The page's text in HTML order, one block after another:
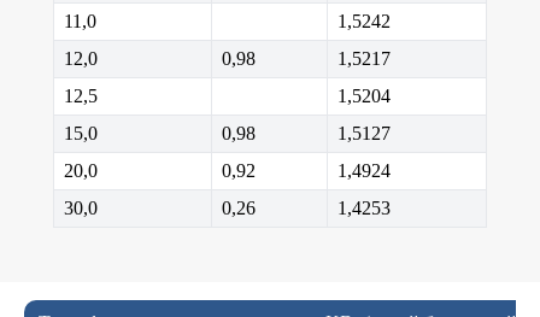
11,0
1,5242
12,0
0,98
1,5217
12,5
1,5204
15,0
0,98
1,5127
20,0
0,92
1,4924
30,0
0,26 1,4253